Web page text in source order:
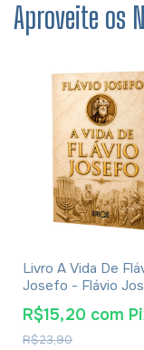
Aproveite os
Livro A Vida De
Josefo - Flávio
R$23,90
R$15,20 com